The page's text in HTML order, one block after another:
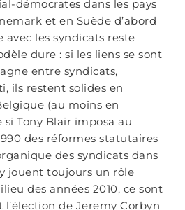
démocrates dans les pays
et en Suède d’abord
les syndicats reste
dure : si les liens se sont
entre syndicats,
ils restent solides en
(au moins en
Tony Blair imposa au
des réformes statutaires
des syndicats dans
jouent toujours un rôle
des années 2010, ce sont
de Jeremy Corbyn